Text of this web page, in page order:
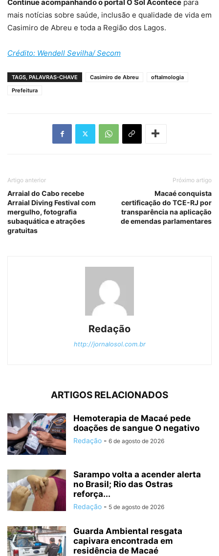
Continue acompanhando o portal O Sol Acontece para
mais notícias sobre saúde, inclusão e qualidade de vida em
Casimiro de Abreu e toda a Região dos Lagos.
Crédito: Wendell Sevilha/ Secom
TAGS, PALAVRAS-CHAVE Casimiro de Abreu
oftalmologia
Prefeitura
Artigo anterior
Arraial do Cabo recebe
Arraial Diving Festival com
mergulho, fotografia
subaquática e atrações
gratuitas
Próximo artigo
Macaé conquista
certificação do TCE-RJ por
transparência na aplicação
de emendas parlamentares
Redação
http://jornalosol.com.br
ARTIGOS RELACIONADOS
Hemoterapia de Macaé pede
doações de sangue O negativo
Redação - 6 de agosto de 2026
Sarampo volta a acender alerta
no Brasil; Rio das Ostras
reforça...
Redação - 5 de agosto de 2026
Guarda Ambiental resgata
capivara encontrada em
residência de Macaé